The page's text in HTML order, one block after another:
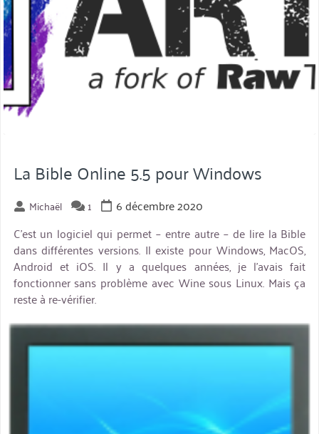
La Bible Online 5.5 pour Windows
Michaël 1
6 décembre 2020
C’est un logiciel qui permet – entre autre – de lire la Bible
dans différentes versions. Il existe pour Windows, MacOS,
Android et iOS. Il y a quelques années, je l’avais fait
fonctionner sans problème avec Wine sous Linux. Mais ça
reste à re-vérifier.
miniature